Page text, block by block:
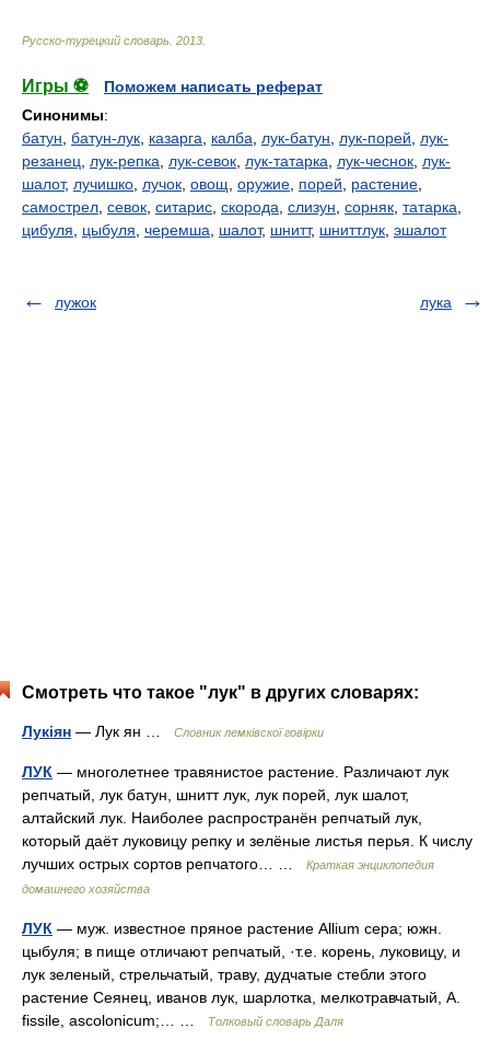
Русско-турецкий словарь 2013
Игры ⚽
Поможем написать реферат
Синонимы:
батун батун-лук казарга калба лук-батун лук-порей
лук-
резанец
лук-репка лук-севок лук-татарка лук-чеснок лук-
шалот, лучишко лучок овощ оружие порей растение
самострел севок ситарис скорода слизун сорняк татарка
цибуля
цыбуля черемша шалот, шнитт, шниттлук эшалот
лужок лука
Смотреть что такое "лук" в других словарях:
Лукіян — Лук ян … Словник лемківскої говірки
ЛУК — многолетнее травянистое растение. Различают лук
репчатый, лук батун, шнитт лук, лук порей, лук шалот,
алтайский лук. Наиболее распространён репчатый лук,
который даёт луковицу репку и зелёные листья перья. К числу
лучших острых сортов репчатого… …
Краткая энциклопедия
домашнего хозяйства
ЛУК — муж. известное пряное растение Allium сера; южн.
цыбуля; в пище отличают репчатый, ·т.е. корень, луковицу, и
лук зеленый, стрельчатый, траву, дудчатые стебли этого
растение Сеянец, иванов лук, шарлотка, мелкотравчатый, А.
fissile, ascolonicum;… …
Толковый словарь Даля